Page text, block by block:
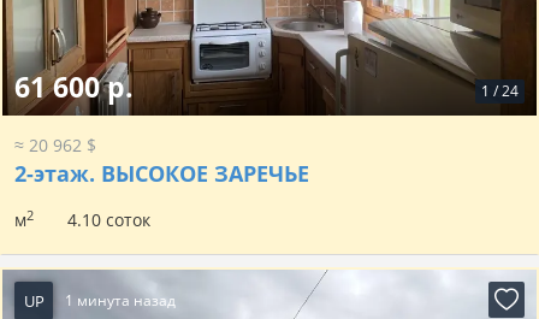
1 /24
61 600 р.
≈ 20 962 $
2-этаж. ВЫСОКОЕ ЗАРЕЧЬЕ
м2 4.10 соток
UP 1 минута назад